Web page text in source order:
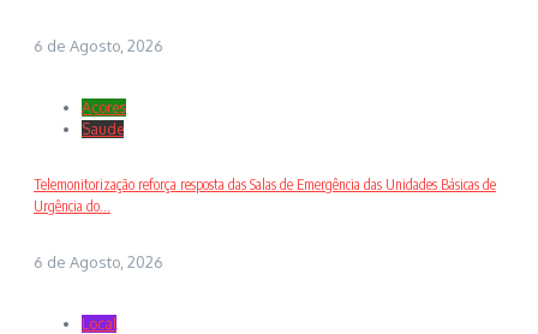
6 de Agosto, 2026
Açores
Saude
Telemonitorização reforça resposta das Salas de Emergência das Unidades Básicas de
Urgência do...
6 de Agosto, 2026
Local